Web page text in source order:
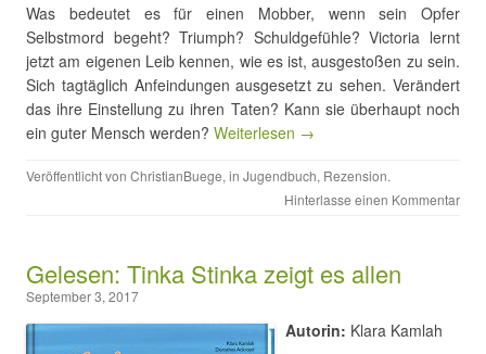
Was bedeutet es für einen Mobber, wenn sein Opfer
Selbstmord begeht? Triumph? Schuldgefühle? Victoria lernt
jetzt am eigenen Leib kennen, wie es ist, ausgestoßen zu sein.
Sich tagtäglich Anfeindungen ausgesetzt zu sehen. Verändert
das ihre Einstellung zu ihren Taten? Kann sie überhaupt noch
ein guter Mensch werden? Weiterlesen →
Veröffentlicht von ChristianBuege, in Jugendbuch, Rezension.
Hinterlasse einen Kommentar
Gelesen: Tinka Stinka zeigt es allen
September 3, 2017
Autorin: Klara Kamlah